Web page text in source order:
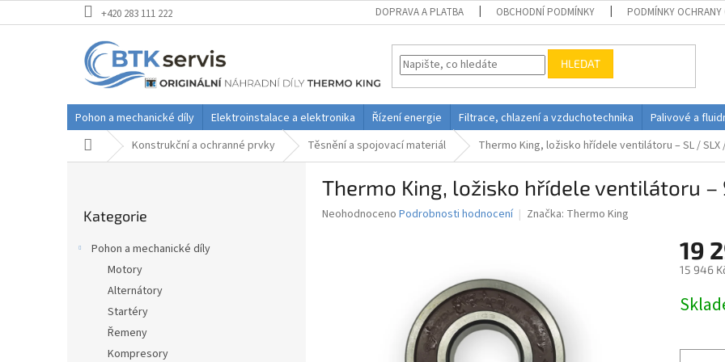
na
+420 283 111 222 DOPRAVA A PLATBA OBCHODNÍ PODMÍNKY PODMÍNKY OCHRANY
HLEDAT
Pohon a mechanické díly Elektroinstalace a elektronika Řízení energie Filtrace, chlazení a vzduchotechnika Palivové a
Domů Konstrukční a ochranné prvky Těsnění a spojovací materiál Thermo King, ložisko hřídele ventilátoru – SL / SLX
kategorie
Kategorie
Pohon a mechanické díly
Motory
Alternátory
Startéry
Řemeny
Kompresory
Thermo King, ložisko hřídele ventilátoru –
Průměrné
Neohodnoceno Podrobnosti hodnocení Značka: Thermo King
19
15 946
cena: